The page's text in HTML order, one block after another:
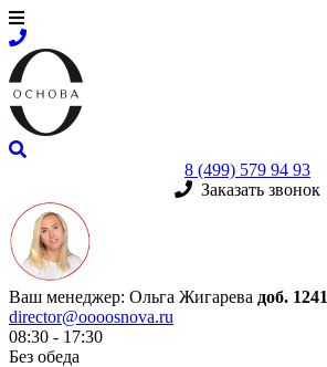
8 (499) 579 94 93
Заказать звонок
Ваш менеджер: Ольга Жигарева доб. 1241
director@oooosnova.ru
08:30 - 17:30
Без обеда